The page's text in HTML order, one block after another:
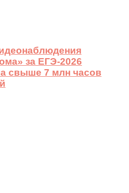
за ЕГЭ-2026
свыше 7 млн часов